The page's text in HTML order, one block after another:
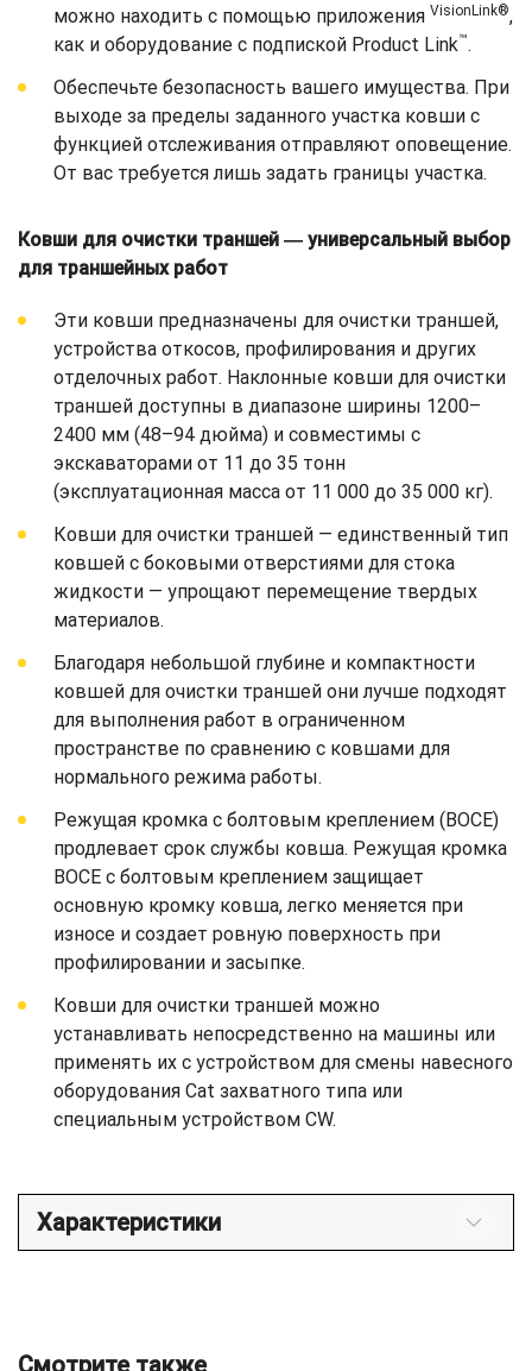
можно находить с помощью приложения VisionLink®,
как и оборудование с подпиской Product Link™.
Обеспечьте безопасность вашего имущества. При
выходе за пределы заданного участка ковши с
функцией отслеживания отправляют оповещение.
От вас требуется лишь задать границы участка.
Ковши для очистки траншей ― универсальный выбор
для траншейных работ
Эти ковши предназначены для очистки траншей,
устройства откосов, профилирования и других
отделочных работ. Наклонные ковши для очистки
траншей доступны в диапазоне ширины 1200–
2400 мм (48–94 дюйма) и совместимы с
экскаваторами от 11 до 35 тонн
(эксплуатационная масса от 11 000 до 35 000 кг).
Ковши для очистки траншей — единственный тип
ковшей с боковыми отверстиями для стока
жидкости — упрощают перемещение твердых
материалов.
Благодаря небольшой глубине и компактности
ковшей для очистки траншей они лучше подходят
для выполнения работ в ограниченном
пространстве по сравнению с ковшами для
нормального режима работы.
Режущая кромка с болтовым креплением (BOCE)
продлевает срок службы ковша. Режущая кромка
BOCE с болтовым креплением защищает
основную кромку ковша, легко меняется при
износе и создает ровную поверхность при
профилировании и засыпке.
Ковши для очистки траншей можно
устанавливать непосредственно на машины или
применять их с устройством для смены навесного
оборудования Cat захватного типа или
специальным устройством CW.
Характеристики
Смотрите также